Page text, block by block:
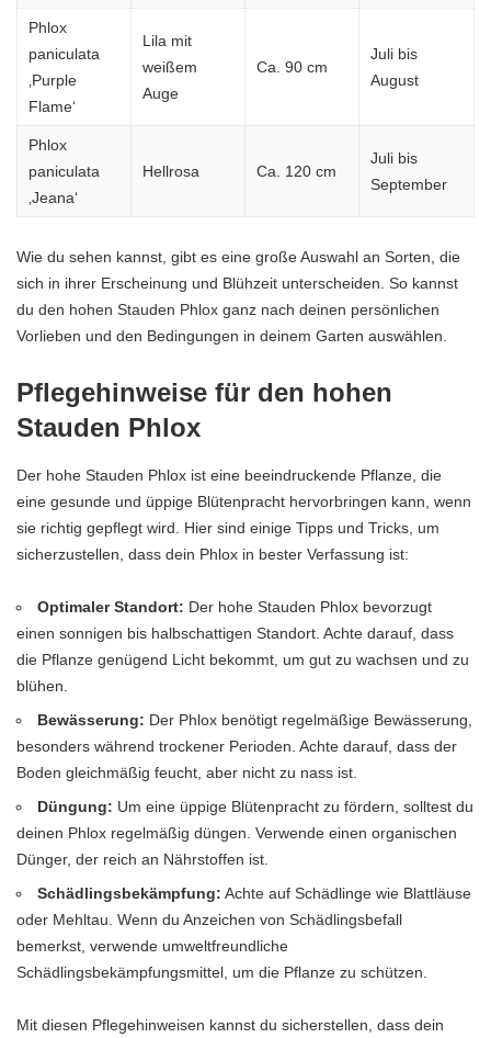
Phlox
paniculata
‚Purple
Flame‘
Lila mit
weißem
Auge
Ca. 90 cm
Juli bis
August
Phlox
paniculata
‚Jeana‘
Hellrosa Ca. 120 cm
Juli bis
September
Wie du sehen kannst, gibt es eine große Auswahl an Sorten, die
sich in ihrer Erscheinung und Blühzeit unterscheiden. So kannst
du den hohen Stauden Phlox ganz nach deinen persönlichen
Vorlieben und den Bedingungen in deinem Garten auswählen.
Pflegehinweise für den hohen
Stauden Phlox
Der hohe Stauden Phlox ist eine beeindruckende Pflanze, die
eine gesunde und üppige Blütenpracht hervorbringen kann, wenn
sie richtig gepflegt wird. Hier sind einige Tipps und Tricks, um
sicherzustellen, dass dein Phlox in bester Verfassung ist:
Optimaler Standort: Der hohe Stauden Phlox bevorzugt
einen sonnigen bis halbschattigen Standort. Achte darauf, dass
die Pflanze genügend Licht bekommt, um gut zu wachsen und zu
blühen.
Bewässerung: Der Phlox benötigt regelmäßige Bewässerung,
besonders während trockener Perioden. Achte darauf, dass der
Boden gleichmäßig feucht, aber nicht zu nass ist.
Düngung: Um eine üppige Blütenpracht zu fördern, solltest du
deinen Phlox regelmäßig düngen. Verwende einen organischen
Dünger, der reich an Nährstoffen ist.
Schädlingsbekämpfung: Achte auf Schädlinge wie Blattläuse
oder Mehltau. Wenn du Anzeichen von Schädlingsbefall
bemerkst, verwende umweltfreundliche
Schädlingsbekämpfungsmittel, um die Pflanze zu schützen.
Mit diesen Pflegehinweisen kannst du sicherstellen, dass dein